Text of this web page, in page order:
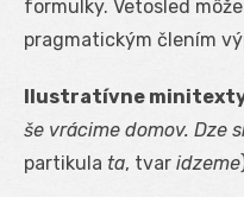
formulky. Vetosled
pragmatickým člením
Ilustratívne
še vrácime domov. Dze
partikula ta, tvar idzeme